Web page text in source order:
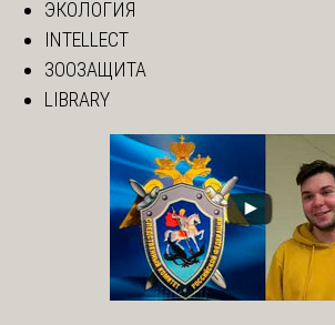
ЭКОЛОГИЯ
INTELLECT
ЗООЗАЩИТА
LIBRARY